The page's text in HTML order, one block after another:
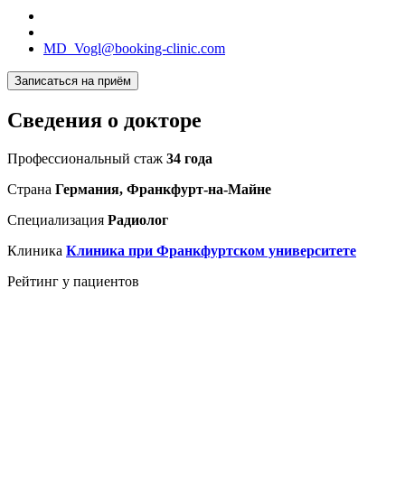
MD_Vogl@booking-clinic.com
Записаться на приём
Сведения о докторе
Профессиональный стаж 34 года
Страна Германия, Франкфурт-на-Майне
Специализация Радиолог
Клиника Клиника при Франкфуртском университете
Рейтинг у пациентов